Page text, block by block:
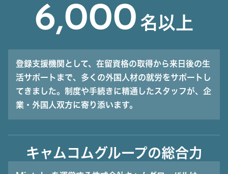
6,000 名以上
登録支援機関として、在留資格の取得から来日後の生
活サポートまで、多くの外国人材の就労をサポートし
てきました。制度や手続きに精通したスタッフが、企
業・外国人双方に寄り添います。
キャムコムグループの総合力